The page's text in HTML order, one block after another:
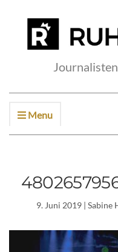
Menu
9. Juni 2019 | Sabine